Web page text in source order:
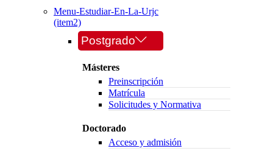
Menu-Estudiar-En-La-Urjc
(item2)
Postgrado
Másteres
Preinscripción
Matrícula
Solicitudes y Normativa
Doctorado
Acceso y admisión